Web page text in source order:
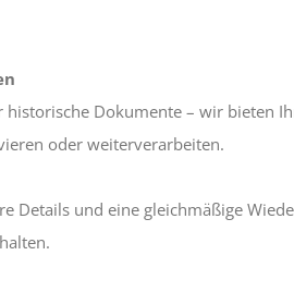
Dokumente – wir bieten
oder weiterverarbeiten.
Details und eine gleichmäßige